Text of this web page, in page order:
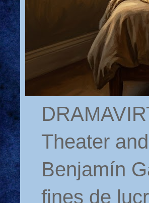
Theater
Benjamín
fines de